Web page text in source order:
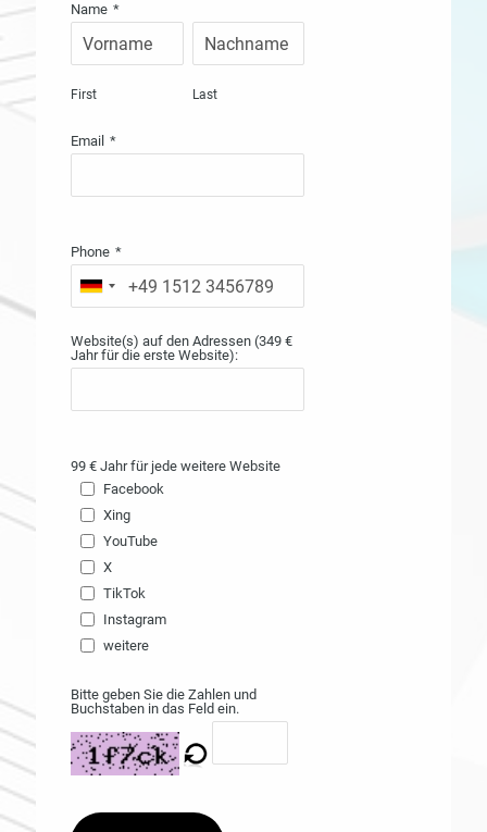
Name *
First Last
Email *
Phone *
Website(s) auf den Adressen (349 €
Jahr für die erste Website):
99 € Jahr für jede weitere Website
Facebook
Xing
YouTube
X
TikTok
Instagram
weitere
Bitte geben Sie die Zahlen und
Buchstaben in das Feld ein.